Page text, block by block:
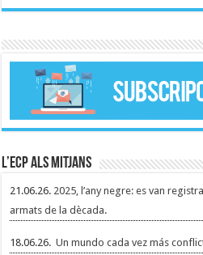
L’ECP als mitjans
21.06.26. 2025, l’any negre: es van
armats de la dècada.
18.06.26.Un mundo cada vez más